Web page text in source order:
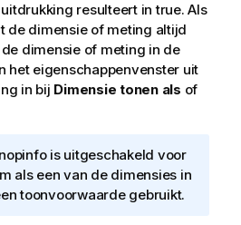
resulteert in true. Als
de dimensie of meting altijd
dimensie of meting in de
het eigenschappenvenster uit
in bij Dimensie tonen als of
is uitgeschakeld voor
als een van de dimensies in
toonvoorwaarde gebruikt.